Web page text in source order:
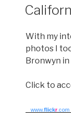
With my
photos I
Bronwyn in
Click to
www.flickr.com